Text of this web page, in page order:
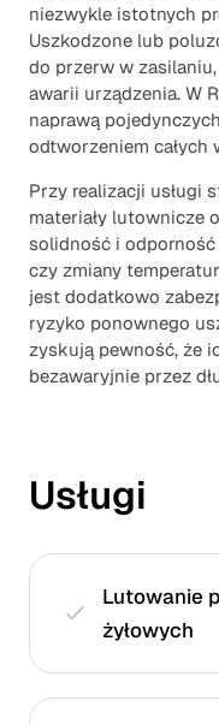
niezwykle istotnych
Uszkodzone lub
do przerw w zasilaniu,
awarii urządzenia. W
naprawą
odtworzeniem całych
Przy realizacji usługi
materiały lutownicze
solidność i odporność
czy zmiany
jest dodatkowo
ryzyko ponownego
zyskują pewność, że
bezawaryjnie przez
Usługi
Lutowanie
żyłowych